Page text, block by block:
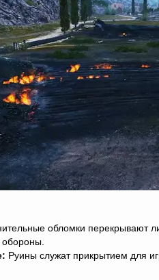
обломки перекрывают
Руины служат прикрытием для